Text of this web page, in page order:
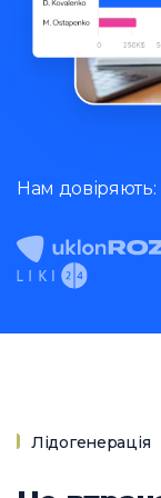
Нам довіряють:
Лідогенерація